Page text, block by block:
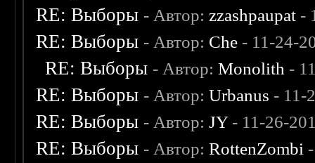
RE: Выборы - Автор: zzashpaupat -
RE: Выборы - Автор: Che - 11-24-
RE: Выборы - Автор:Monolith -
RE: Выборы - Автор:Urbanus - 11-
RE: Выборы - Автор:JY- 11-26-
RE: Выборы - Автор:RottenZombi